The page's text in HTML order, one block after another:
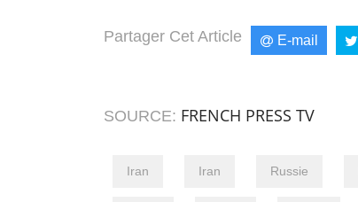
Partager Cet Article E-mail
SOURCE: FRENCH PRESS TV
Iran Iran Russie